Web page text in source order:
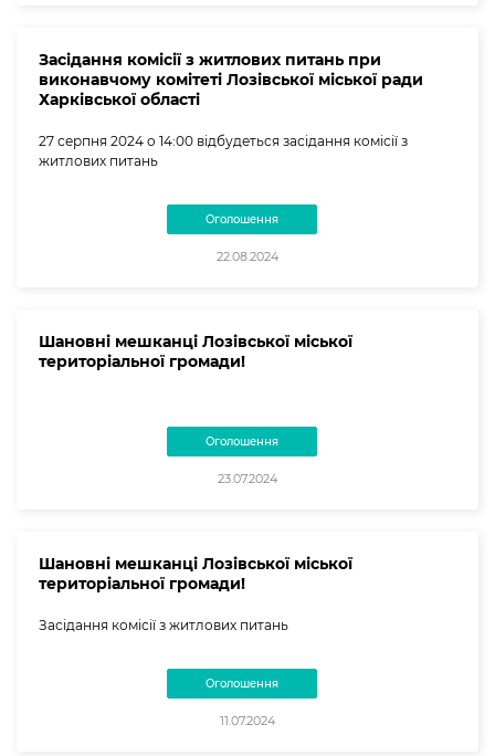
Засідання комісії з житлових питань при
виконавчому комітеті Лозівської міської ради
Харківської області
27 серпня 2024 о 14:00 відбудеться засідання комісії з
житлових питань
Оголошення
22.08.2024
Шановні мешканці Лозівської міської
територіальної громади!
Оголошення
23.07.2024
Шановні мешканці Лозівської міської
територіальної громади!
Засідання комісії з житлових питань
Оголошення
11.07.2024